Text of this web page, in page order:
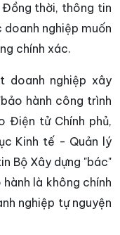
thời, thông tin
nghiệp muốn
chính xác.
doanh nghiệp xây
hành công trình
Điện tử Chính phủ,
Kinh tế - Quản lý
Bộ Xây dựng "bác"
là không chính
nghiệp tự nguyện